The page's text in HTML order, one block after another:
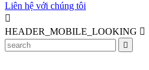
Liên hệ với chúng tôi

HEADER_MOBILE_LOOKING 
